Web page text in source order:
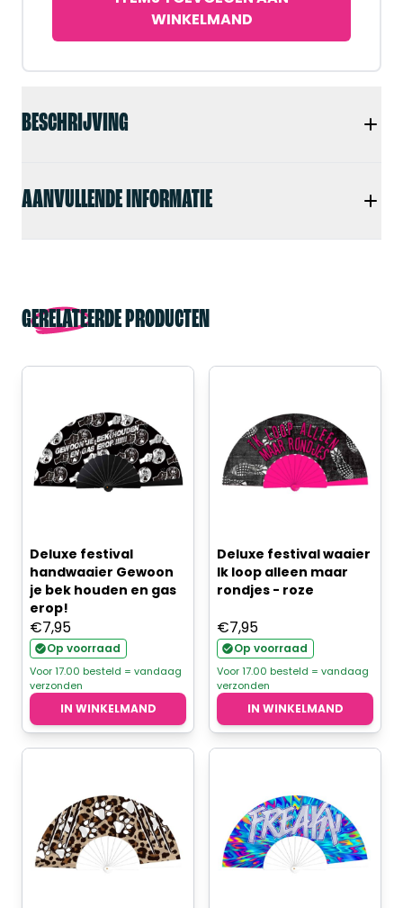
BESCHRIJVING
AANVULLENDE INFORMATIE
WINKELMAND
GERELATEERDE PRODUCTEN
Deluxe festival
handwaaier Gewoon
je bek houden en gas
erop!
€7,95
Op voorraad
Voor 17.00 besteld = vandaag
verzonden
IN WINKELMAND
Deluxe festival waaier
Ik loop alleen maar
rondjes - roze
€7,95
Op voorraad
Voor 17.00 besteld = vandaag
verzonden
IN WINKELMAND